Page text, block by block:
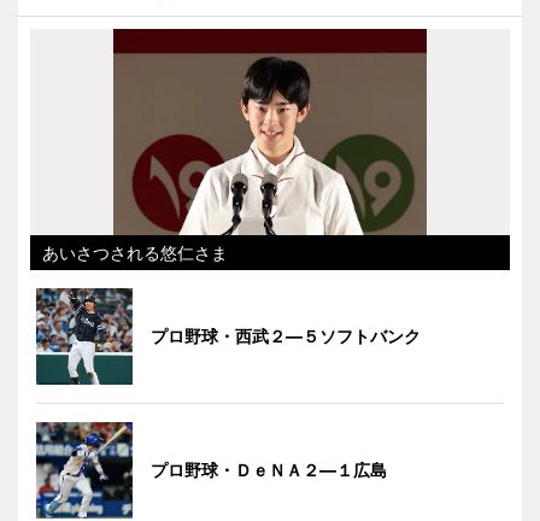
あいさつされる悠仁さま
プロ野球・西武２―５ソフトバンク
プロ野球・ＤｅＮＡ２―１広島